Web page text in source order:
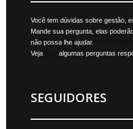
Você tem dúvidas sobre gestão,
Mande sua pergunta, elas
não possa lhe ajudar.
Veja
algumas perguntas
SEGUIDORES